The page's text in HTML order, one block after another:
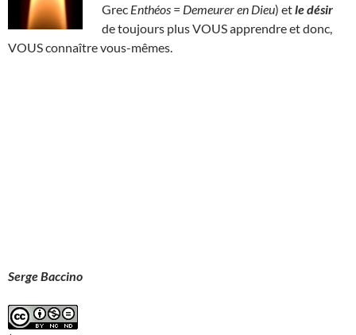
Grec Enthéos = Demeurer en Dieu) etle désir
de toujours plus VOUS apprendre et donc,
VOUS connaître vous-mêmes.
Serge Baccino